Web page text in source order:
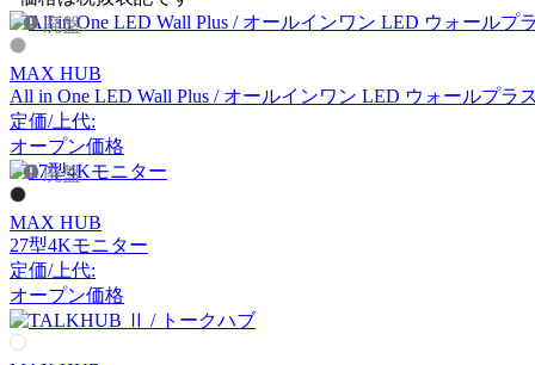
アノニマカステッリ
Another Garden
アナザーガーデン
ARIAKE
アリアケ
廃盤
MAX HUB
All in One LED Wall Plus / オールインワン LED ウォールプラ
定価/上代:
オープン価格
廃盤
MAX HUB
27型4Kモニター
定価/上代:
オープン価格